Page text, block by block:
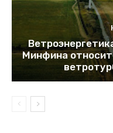
Минфина